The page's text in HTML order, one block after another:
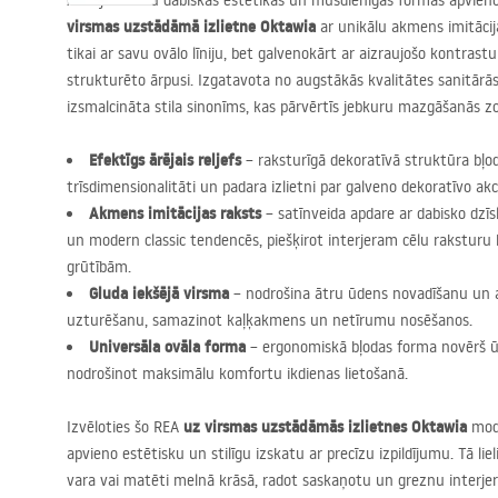
virsmas uzstādāmā izlietne Oktawia ar unikālu akmens
tikai ar savu ovālo līniju, bet galvenokārt ar aizraujošo
strukturēto ārpusi. Izgatavota no augstākās kvalitātes
izsmalcināta stila sinonīms, kas pārvērtīs jebkuru mazgāšanās
Efektīgs ārējais reljefs– raksturīgā dekoratīvā struktūra
trīsdimensionalitāti un padara izlietni par galveno dekoratīvo
Akmens imitācijas raksts– satīnveida apdare ar dabisko
un modern classic tendencēs, piešķirot interjeram cēlu raksturu
grūtībām.
Gluda iekšējā virsma – nodrošina ātru ūdens novadīšanu un
uzturēšanu, samazinot kaļķakmens un netīrumu nosēšanos.
Universāla ovāla forma – ergonomiskā bļodas forma novērš
nodrošinot maksimālu komfortu ikdienas lietošanā.
Izvēloties šo REA uz virsmas uzstādāmās izlietnes Oktawia
apvieno estētisku un stilīgu izskatu ar precīzu izpildījumu. Tā
vara vai matēti melnā krāsā, radot saskaņotu un greznu